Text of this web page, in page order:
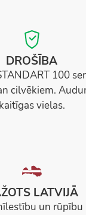
DROŠĪBA
100
cilvēkiem.
kaitīgas vielas.
LATVIJĀ
un rūpību